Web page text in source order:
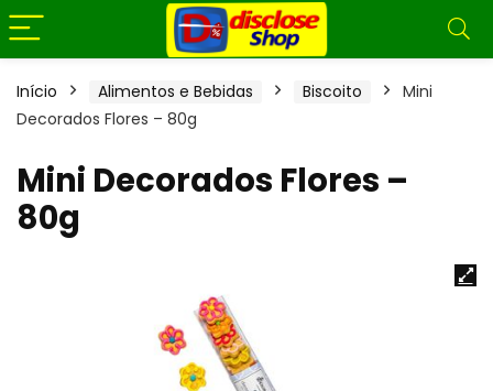
Início Alimentos e Bebidas Biscoito
Mini
Decorados Flores – 80g
Mini Decorados Flores –
80g